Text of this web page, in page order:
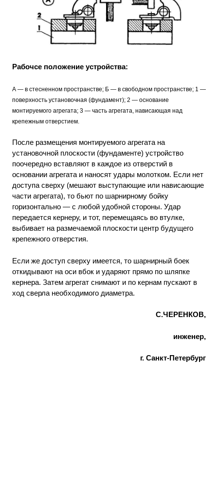
Рабочсе положение устройства:
А — в стесненном пространстве; Б — в свободном пространстве; 1 —
поверхность установочная (фундамент); 2 — основание
монтируемого агрегата; 3 — часть агрегата, нависающая над
крепежным отверстием.
После размещения монтируемого агрегата на
установочной плоскости (фундаменте) устройство
поочередно вставляют в каждое из отверстий в
основании агрегата и наносят удары молотком. Если нет
доступа сверху (мешают выступающие или нависающие
части агрегата), то бьют по шарнирному бойку
горизонтально — с любой удобной стороны. Удар
передается кернеру, и тот, перемещаясь во втулке,
выбивает на размечаемой плоскости центр будущего
крепежного отверстия.
Если же доступ сверху имеется, то шарнирный боек
откидывают на оси вбок и ударяют прямо по шляпке
кернера. Затем агрегат снимают и по кернам пускают в
ход сверла необходимого диаметра.
С.ЧЕРЕНКОВ,
инженер,
г. Санкт-Петербург